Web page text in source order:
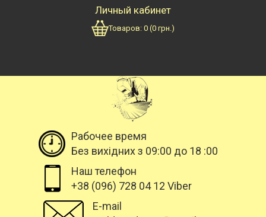
Личный кабинет
Товаров: 0 (0 грн.)
Рабочее время
Без вихідних з 09:00 до 18 :00
Наш телефон
+38 (096) 728 04 12 Viber
E-mail